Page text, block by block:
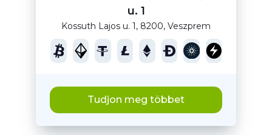
u. 1
Kossuth Lajos u. 1, 8200, Veszprem
Tudjon meg többet